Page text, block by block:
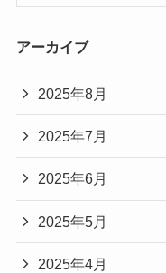
アーカイブ
2025年8月
2025年7月
2025年6月
2025年5月
2025年4月